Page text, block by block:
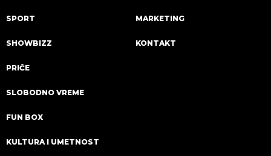
SPORT
SHOWBIZZ
PRIČE
SLOBODNO VREME
FUN BOX
KULTURA I UMETNOST
MARKETING
KONTAKT